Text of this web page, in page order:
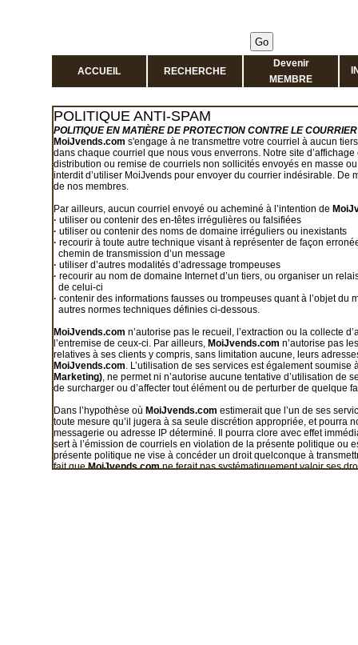
ACCUEIL RECHERCHE
Devenir
MEMBRE
POLITIQUE ANTI-SPAM
POLITIQUE EN MATIÈRE DE PROTECTION CONTRE LE
MoiJvends.com s'engage à ne transmettre votre courriel à aucun
dans chaque courriel que nous vous enverrons. Notre site
distribution ou remise de courriels non sollicités envoyés en masse
interdit d’utiliser MoiJvends pour envoyer du courrier indésirable.
de nos membres.
Par ailleurs, aucun courriel envoyé ou acheminé à l’intention de
· utiliser ou contenir des en-têtes irrégulières ou falsifiées
· utiliser ou contenir des noms de domaine irréguliers ou inexistants
· recourir à toute autre technique visant à représenter de façon
chemin de transmission d’un message
· utiliser d’autres modalités d’adressage trompeuses
· recourir au nom de domaine Internet d’un tiers, ou organiser un
de celui-ci
· contenir des informations fausses ou trompeuses quant à l’objet
autres normes techniques définies ci-dessous.
MoiJvends.com n’autorise pas le recueil, l’extraction ou la collecte
l’entremise de ceux-ci. Par ailleurs, MoiJvends.com n’autorise pas
relatives à ses clients y compris, sans limitation aucune, leurs
MoiJvends.com. L’utilisation de ses services est également
Marketing), ne permet ni n’autorise aucune tentative d’utilisation de
de surcharger ou d’affecter tout élément ou de perturber de quelque
Dans l’hypothèse où MoiJvends.com estimerait que l’un de ses
toute mesure qu’il jugera à sa seule discrétion appropriée, et pourra
messagerie ou adresse IP déterminé. Il pourra clore avec effet
sert à l’émission de courriels en violation de la présente politique ou
présente politique ne vise à concéder un droit quelconque à
fait queMoiJvends.comne ferait pas systématiquement valoir ses